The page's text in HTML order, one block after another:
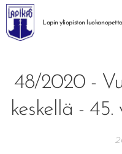
Lapin yliopiston
48/2020 -
keskellä -